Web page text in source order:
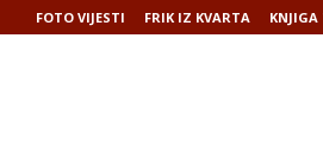
FOTO VIJESTI FRIK IZ KVARTA KNJIGA